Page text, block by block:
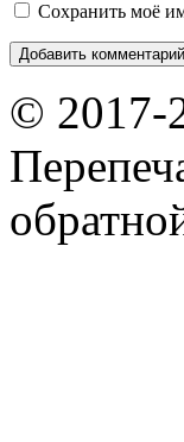
Сохранить моё
© 2017-